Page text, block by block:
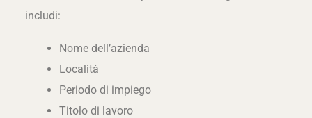
includi:
Nome dell’azienda
Località
Periodo di impiego
Titolo di lavoro